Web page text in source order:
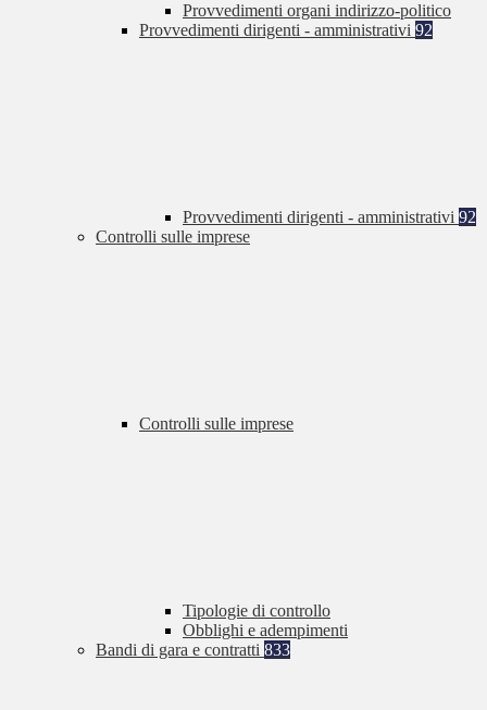
Provvedimenti organi indirizzo-politico
Provvedimenti dirigenti - amministrativi 92
Provvedimenti dirigenti - amministrativi 92
Controlli sulle imprese
Controlli sulle imprese
Tipologie di controllo
Obblighi e adempimenti
Bandi di gara e contratti 833